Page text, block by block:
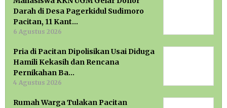
Darah di Desa Pagerkidul Sudimoro
Pacitan, 11 Kant…
6 Agustus 2026
Pria di Pacitan Dipolisikan Usai Diduga
Hamili Kekasih dan Rencana
Pernikahan Ba…
4 Agustus 2026
Rumah Warga Tulakan Pacitan